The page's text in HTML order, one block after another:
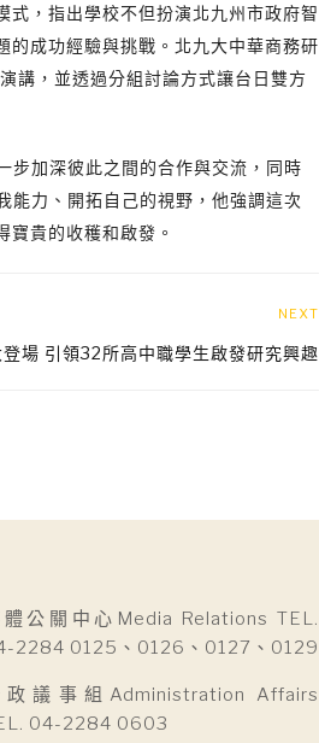
，指出學校不但扮演北九州市政府智
的成功經驗與挑戰。北九大中華商務研
講，並透過分組討論方式讓台日雙方
步加深彼此之間的合作與交流，同時
能力、開拓自己的視野，他強調這次
貴的收穫和啟發。
NEXT
場 引領32所高中職學生啟發研究興趣
公關中心Media Relations TEL.
2284 0125、0126、0127、0129
政議事組Administration Affairs
04-2284 0603